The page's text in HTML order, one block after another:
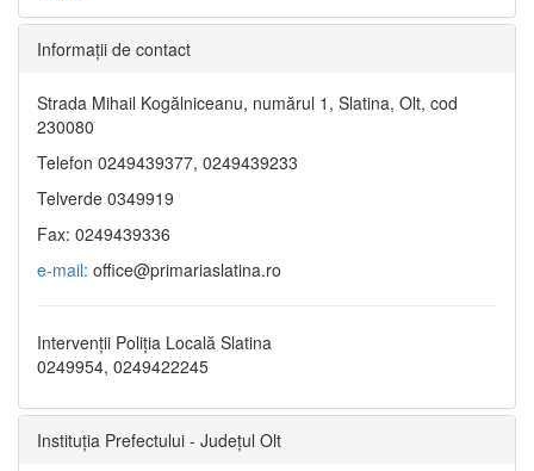
Informaţii de contact
Strada Mihail Kogălniceanu, numărul 1, Slatina, Olt, cod
230080
Telefon 0249439377, 0249439233
Telverde 0349919
Fax: 0249439336
e-mail: office@primariaslatina.ro
Intervenții Poliția Locală Slatina
0249954, 0249422245
Instituția Prefectului - Județul Olt